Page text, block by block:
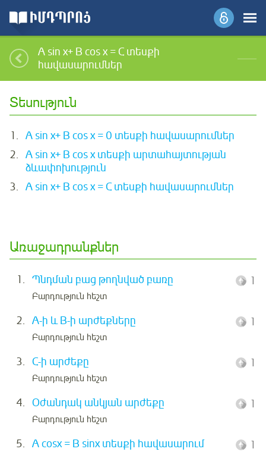
A sin x+ B cos x = C տեսքի
հավասարումներ
Տեսություն
1. A sin x+ B cos x = 0 տեսքի հավասարումներ
2. A sin x+ B cos x տեսքի արտահայտության
ձևափոխություն
3. A sin x+ B cos x = C տեսքի հավասարումներ
Առաջադրանքներ
1. Պնդման բաց թողնված բառը
Բարդություն հեշտ
1
2. A-ի և B-ի արժեքները
Բարդություն հեշտ
1
3. C-ի արժեքը
Բարդություն հեշտ
1
4. Օժանդակ անկյան արժեքը
Բարդություն հեշտ
1
5. A cosx = B sinx տեսքի հավասարում 1